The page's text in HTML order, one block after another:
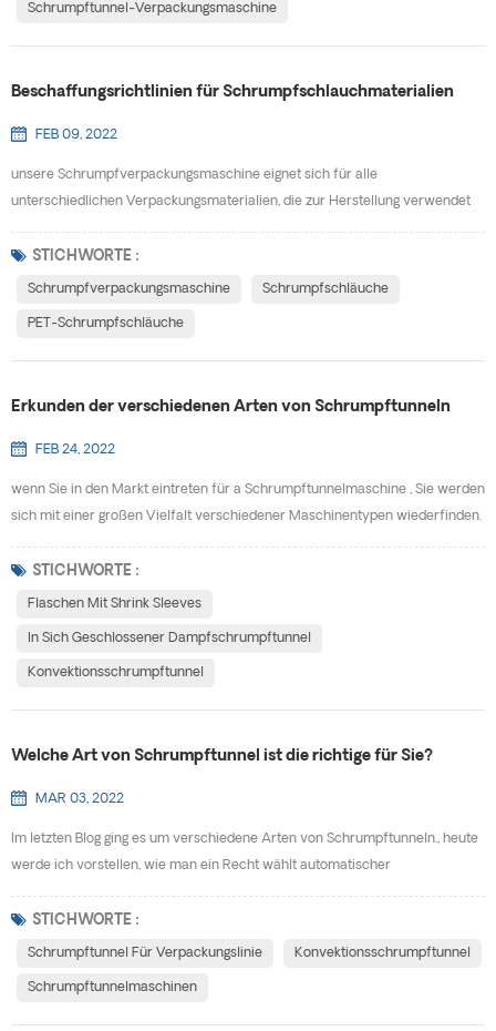
Schrumpftunnel-Verpackungsmaschine
Beschaffungsrichtlinien für Schrumpfschlauchmaterialien
FEB 09, 2022
unsere Schrumpfverpackungsmaschine eignet sich für alle
unterschiedlichen Verpackungsmaterialien, die zur Herstellung verwendet
Verpackungsform und der Verwendungszweck, welche Materialien für Ihr
spezielles Projekt am besten geeignet sind. Zu den verfügbaren Materialien
STICHWORTE :
Schrumpfverpackungsmaschine Schrumpfschläuche
PET-Schrumpfschläuche
Erkunden der verschiedenen Arten von Schrumpftunneln
FEB 24, 2022
wenn Sie in den Markt eintreten für a Schrumpftunnelmaschine , Sie werden
sich mit einer großen Vielfalt verschiedener Maschinentypen wiederfinden.
von Schrumpftunnel ist für bestimmte Anwendungen ausgelegt. Was genau
ist ein Schrumpftunnel? ein Schrumpftunnel (allgemein auch bekannt als a
STICHWORTE :
Flaschen Mit Shrink Sleeves
In Sich Geschlossener Dampfschrumpftunnel
Konvektionsschrumpftunnel
Welche Art von Schrumpftunnel ist die richtige für Sie?
MAR 03, 2022
Im letzten Blog ging es um verschiedene Arten von Schrumpftunneln., heute
werde ich vorstellen, wie man ein Recht wählt automatischer
müssen Sie selbst einige Fragen beantworten. Hier sind einige Punkte, die Sie
berücksichtigen sollten, wenn Sie herausfinden möchten, welche Art von
STICHWORTE :
Schrumpftunnel Für Verpackungslinie Konvektionsschrumpftunnel
Schrumpftunnelmaschinen